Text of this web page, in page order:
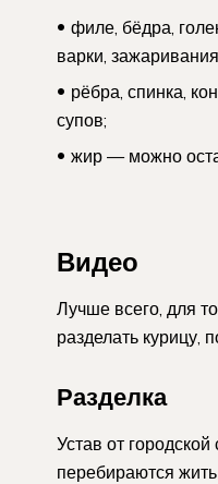
филе, бёдра,
варки,
рёбра, спинка,
супов;
жир — можно
Видео
Лучше всего, для
разделать курицу,
Разделка
Устав от
перебираются